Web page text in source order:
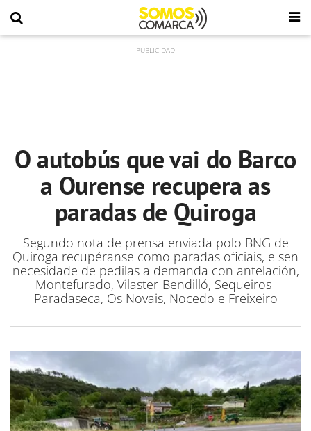
O autobús que vai do Barco
a Ourense recupera as
paradas de Quiroga
Segundo nota de prensa enviada polo BNG de
Quiroga recupéranse como paradas oficiais, e sen
necesidade de pedilas a demanda con antelación,
Montefurado, Vilaster-Bendilló, Sequeiros-
Paradaseca, Os Novais, Nocedo e Freixeiro